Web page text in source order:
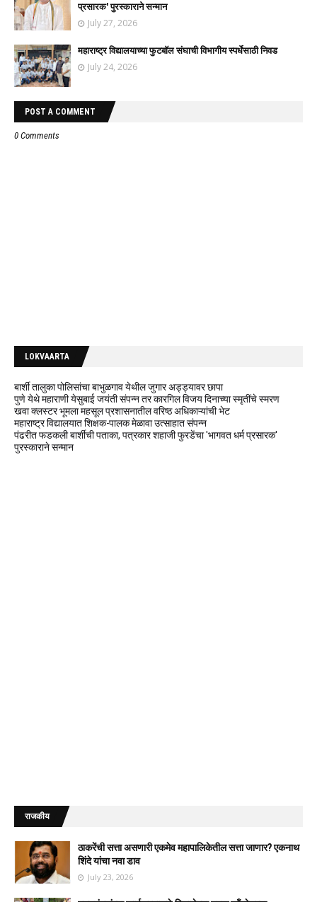
प्रसारक' पुरस्काराने सन्मान
July 27, 2026
महाराष्ट्र विद्यालयाच्या फुटबॉल संघाची विभागीय स्पर्धेसाठी निवड
July 24, 2026
POST A COMMENT
0 Comments
LOKVAARTA
बार्शी तालुका पोलिसांचा बाभुळगाव येथील जुगार अड्ड्यावर छापा
पुणे येथे महाराणी येसुबाई जयंती संपन्न तर कारगिल विजय दिनाच्या स्मृतींचे स्मरण
खवा क्लस्टर भूमला महसूल प्रशासनातील वरिष्ठ अधिकाऱ्यांची भेट
महाराष्ट्र विद्यालयात शिक्षक-पालक मेळावा उत्साहात संपन्न
पंढरीत फडकली बार्शीची पताका, पत्रकार शहाजी फुरडेंचा 'भागवत धर्म प्रसारक'
पुरस्काराने सन्मान
राजकीय
ठाकरेंची सत्ता असणारी एकमेव महापालिकेतील सत्ता जाणार? एकनाथ
शिंदे यांचा नवा डाव
July 23, 2026